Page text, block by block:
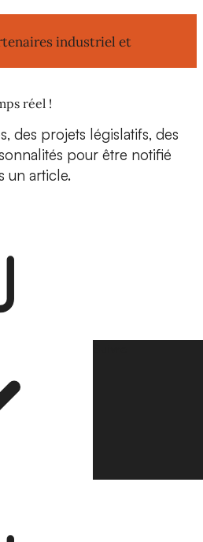
industriel et
réel !
des projets législatifs, des
pour être notifié
un article.